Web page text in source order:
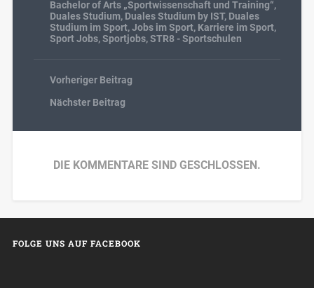
Bachelor of Arts „Sportwissenschaft und Training“,
Duales Studium, Duales Studium by IST, Duales
Studium im Sport,Jobs im Sport, Karriere im Sport,
Sport Jobs,Sportjobs,STR8 - Sportschulen
Vorheriger Beitrag
Nächster Beitrag
DIE KOMMENTARE SIND GESCHLOSSEN.
FOLGE UNS AUF FACEBOOK